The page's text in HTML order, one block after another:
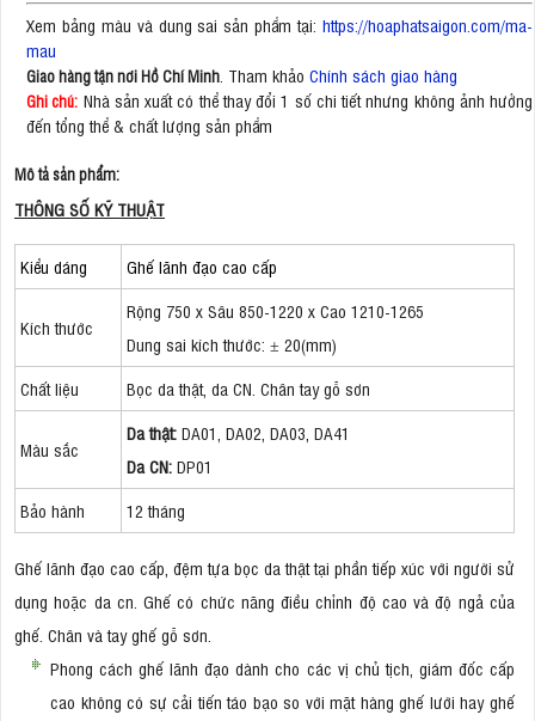
Xem bảng màu và dung sai sản phẩm tại: https://hoaphatsaigon.com/ma-
mau
Giao hàng tận nơi Hồ Chí Minh . Tham khảo Chính sách giao hàng
Ghi chú: Nhà sản xuất có thể thay đổi 1 số chi tiết nhưng không ảnh hưởng
đến tổng thể & chất lượng sản phẩm
Mô tả sản phẩm:
THÔNG SỐ KỸ THUẬT
Kiểu dáng Ghế lãnh đạo cao cấp
Kích thước
Rộng 750 x Sâu 850-1220 x Cao 1210-1265
Dung sai kích thước: ± 20(mm)
Chất liệu
Bọc da thật, da CN. Chân tay gỗ sơn
Màu sắc
Da thật: DA01, DA02, DA03, DA41
Da CN: DP01
Bảo hành
12 tháng
Ghế lãnh đạo cao cấp, đệm tựa bọc da thật tại phần tiếp xúc với người sử
dụng hoặc da cn. Ghế có chức năng điều chỉnh độ cao và độ ngả của
ghế. Chân và tay ghế gỗ sơn.
Phong cách ghế lãnh đạo dành cho các vị chủ tịch, giám đốc cấp
cao không có sự cải tiến táo bạo so với mặt hàng ghế lưới hay ghế